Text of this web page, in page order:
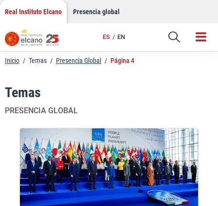
Saltar
contenido
Real Instituto Elcano Presencia global
ES EN
Inicio / Temas / Presencia Global / Página 4
Temas
PRESENCIA GLOBAL